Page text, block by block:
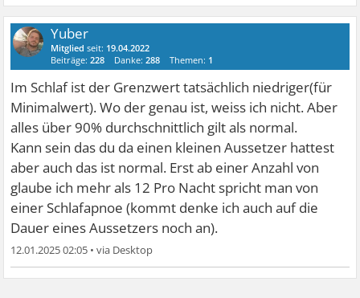
Yuber
Mitglied seit: 19.04.2022
Beiträge:228 Danke:288 Themen: 1
Im Schlaf ist der Grenzwert tatsächlich niedriger(für
Minimalwert). Wo der genau ist, weiss ich nicht. Aber
alles über 90% durchschnittlich gilt als normal.
Kann sein das du da einen kleinen Aussetzer hattest
aber auch das ist normal. Erst ab einer Anzahl von
glaube ich mehr als 12 Pro Nacht spricht man von
einer Schlafapnoe (kommt denke ich auch auf die
Dauer eines Aussetzers noch an).
12.01.2025 02:05 •